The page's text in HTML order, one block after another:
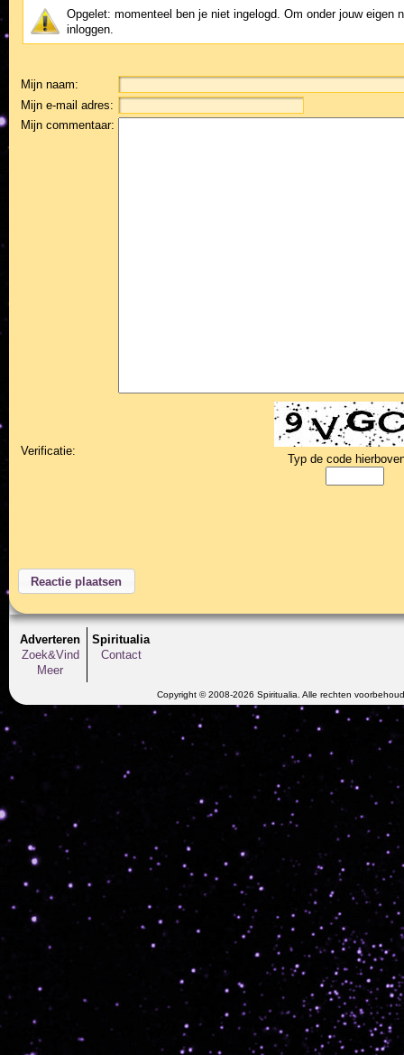
Opgelet: momenteel ben je niet ingelogd. Om onder jouw eigen
inloggen.
Mijn naam:
Mijn e-mail adres:
Mijn commentaar:
Verificatie:
Typ de code
Adverteren
Zoek&Vind
Meer
Spiritualia
Contact
Copyright © 2008-2026 Spiritualia. Alle rechten